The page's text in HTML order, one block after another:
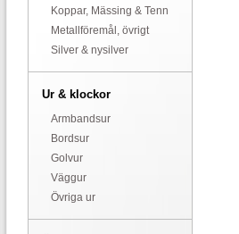
Koppar, Mässing & Tenn
Metallföremål, övrigt
Silver & nysilver
Ur & klockor
Armbandsur
Bordsur
Golvur
Väggur
Övriga ur